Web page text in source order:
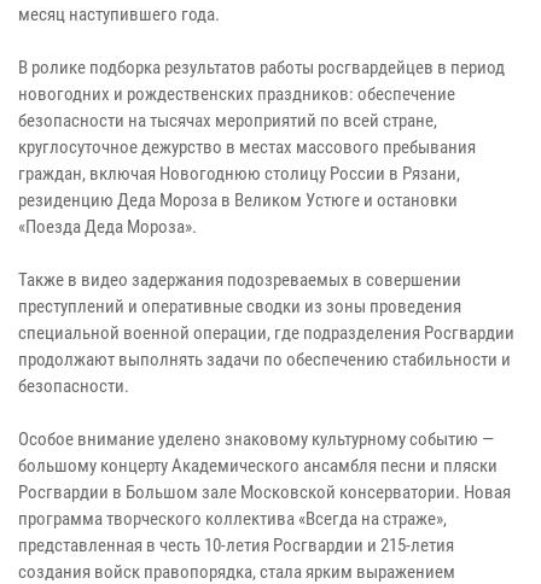
месяц наступившего года.
В ролике подборка результатов работы росгвардейцев в период
новогодних и рождественских праздников: обеспечение
безопасности на тысячах мероприятий по всей стране,
круглосуточное дежурство в местах массового пребывания
граждан, включая Новогоднюю столицу России в Рязани,
резиденцию Деда Мороза в Великом Устюге и остановки
«Поезда Деда Мороза».
Также в видео задержания подозреваемых в совершении
преступлений и оперативные сводки из зоны проведения
специальной военной операции, где подразделения Росгвардии
продолжают выполнять задачи по обеспечению стабильности и
безопасности.
Особое внимание уделено знаковому культурному событию —
большому концерту Академического ансамбля песни и пляски
Росгвардии в Большом зале Московской консерватории. Новая
программа творческого коллектива «Всегда на страже»,
представленная в честь 10-летия Росгвардии и 215-летия
создания войск правопорядка, стала ярким выражением